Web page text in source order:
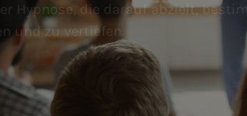
Hypnose, die darauf abzielt,
und zu vertiefen.